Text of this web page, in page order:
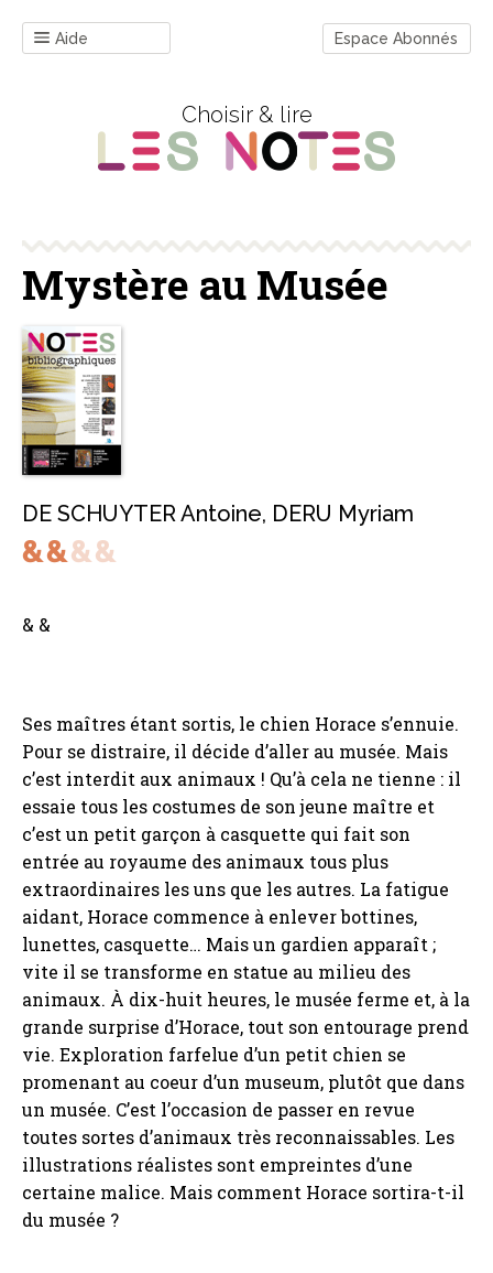
Aide Espace Abonnés
Choisir & lire
Mystère au Musée
DE SCHUYTER Antoine, DERU Myriam
& &
Ses maîtres étant sortis, le chien Horace s’ennuie.
Pour se distraire, il décide d’aller au musée. Mais
c’est interdit aux animaux ! Qu’à cela ne tienne : il
essaie tous les costumes de son jeune maître et
c’est un petit garçon à casquette qui fait son
entrée au royaume des animaux tous plus
extraordinaires les uns que les autres. La fatigue
aidant, Horace commence à enlever bottines,
lunettes, casquette… Mais un gardien apparaît ;
vite il se transforme en statue au milieu des
animaux. À dix-huit heures, le musée ferme et, à la
grande surprise d’Horace, tout son entourage prend
vie. Exploration farfelue d’un petit chien se
promenant au coeur d’un museum, plutôt que dans
un musée. C’est l’occasion de passer en revue
toutes sortes d’animaux très reconnaissables. Les
illustrations réalistes sont empreintes d’une
certaine malice. Mais comment Horace sortira-t-il
du musée ?